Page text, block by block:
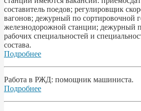
составитель поедов; регулировщик
вагонов; дежурный по сортировочной
железнодорожной станции; дежурный
рабочих специальностей и
состава.
Подробнее
Работа в РЖД: помощник машиниста.
Подробнее